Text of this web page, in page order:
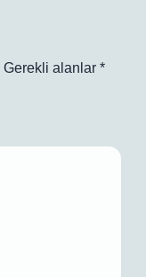
Gerekli alanlar *